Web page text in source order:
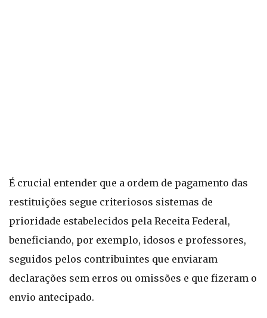
É crucial entender que a ordem de pagamento das
restituições segue criteriosos sistemas de
prioridade estabelecidos pela Receita Federal,
beneficiando, por exemplo, idosos e professores,
seguidos pelos contribuintes que enviaram
declarações sem erros ou omissões e que fizeram o
envio antecipado.